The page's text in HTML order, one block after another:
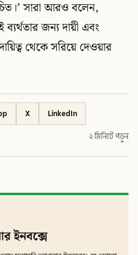
সারা আরও বলেন,
জন্য দায়ী এবং
থেকে সরিয়ে দেওয়ার
X
LinkedIn
২ মিনিটে পড়ুন
ইনবক্সে